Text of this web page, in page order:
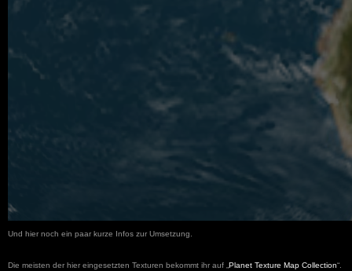
Und hier noch ein paar kurze Infos zur Umsetzung
Die meisten der hier eingesetzten Texturen bekommt ihr auf Planet Texture Map Collection“